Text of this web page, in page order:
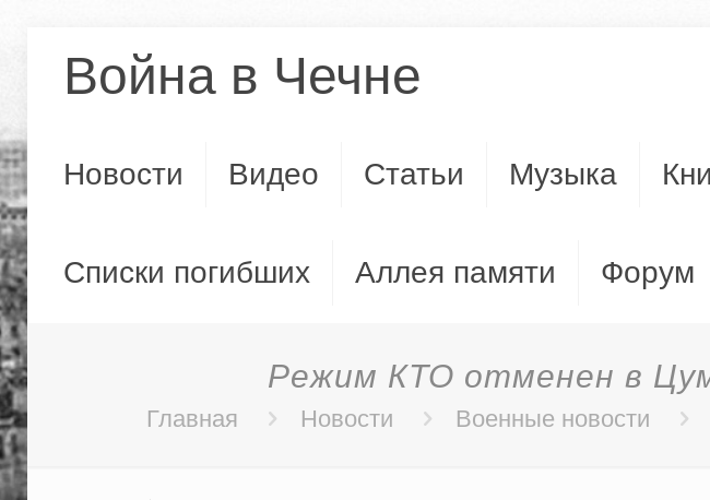
Война в Чечне
Новости Видео Статьи Музыка
Списки погибших Аллея памяти Форум
Режим КТО отменен в
Главная Новости Военные новости